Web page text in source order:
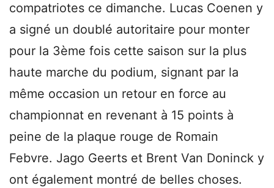
compatriotes ce dimanche. Lucas Coenen y
a signé un doublé autoritaire pour monter
pour la 3ème fois cette saison sur la plus
haute marche du podium, signant par la
même occasion un retour en force au
championnat en revenant à 15 points à
peine de la plaque rouge de Romain
Febvre. Jago Geerts et Brent Van Doninck y
ont également montré de belles choses.